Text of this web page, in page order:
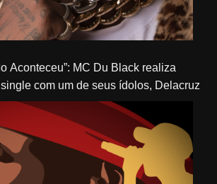
com um de seus ídolos, Delacruz